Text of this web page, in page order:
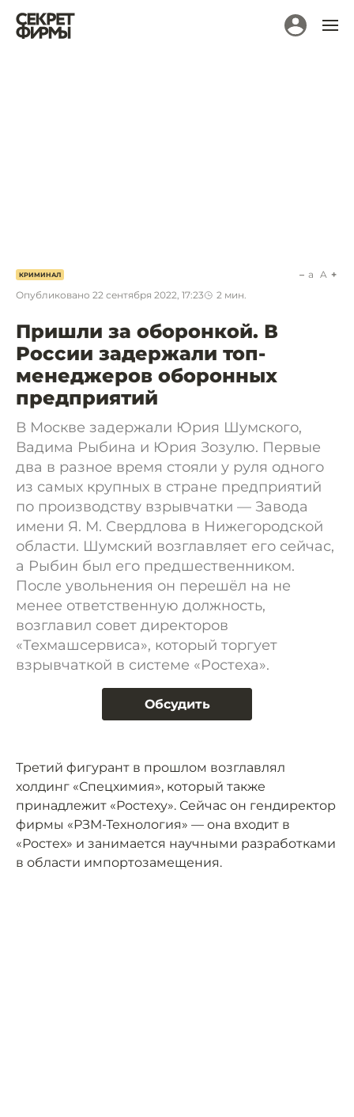
КРИМИНАЛ
Опубликовано 22 сентября 2022, 17:23 2 мин.
a A
Пришли за оборонкой. В
России задержали топ-
менеджеров оборонных
предприятий
В Москве задержали Юрия Шумского,
Вадима Рыбина и Юрия Зозулю. Первые
два в разное время стояли у руля одного
из самых крупных в стране предприятий
по производству взрывчатки — Завода
имени Я. М. Свердлова в Нижегородской
области. Шумский возглавляет его сейчас,
а Рыбин был его предшественником.
После увольнения он перешёл на не
менее ответственную должность,
возглавил совет директоров
«Техмашсервиса», который торгует
взрывчаткой в системе «Ростеха».
Обсудить
Третий фигурант в прошлом возглавлял
холдинг «Спецхимия», который также
принадлежит «Ростеху». Сейчас он гендиректор
фирмы «РЗМ-Технология» — она входит в
«Ростех» и занимается научными разработками
в области импортозамещения.